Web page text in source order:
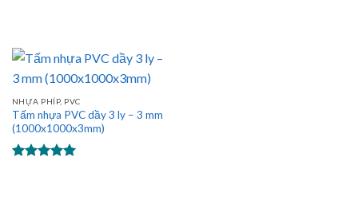
NHỰA PHÍP, PVC
Tấm nhựa PVC dầy 3 ly – 3 mm
(1000x1000x3mm)